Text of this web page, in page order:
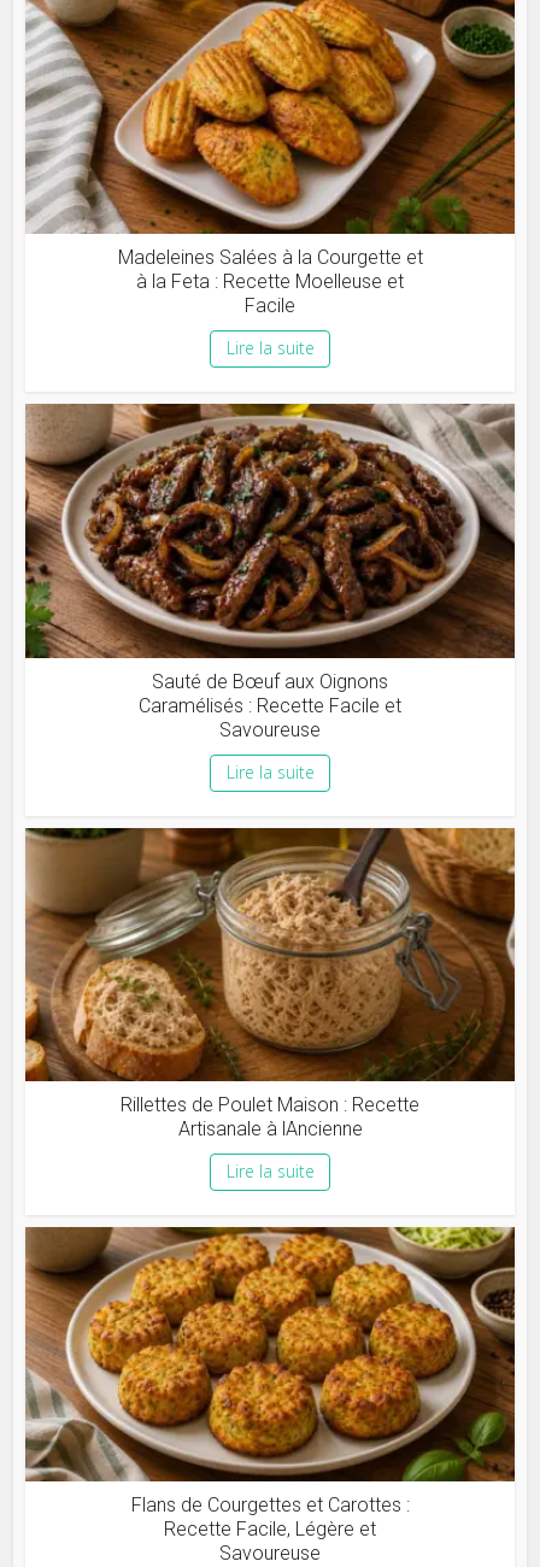
Madeleines Salées à la Courgette et
à la Feta : Recette Moelleuse et
Facile
Lire la suite
Sauté de Bœuf aux Oignons
Caramélisés : Recette Facile et
Savoureuse
Lire la suite
Rillettes de Poulet Maison : Recette
Artisanale à lAncienne
Lire la suite
Flans de Courgettes et Carottes :
Recette Facile, Légère et
Savoureuse